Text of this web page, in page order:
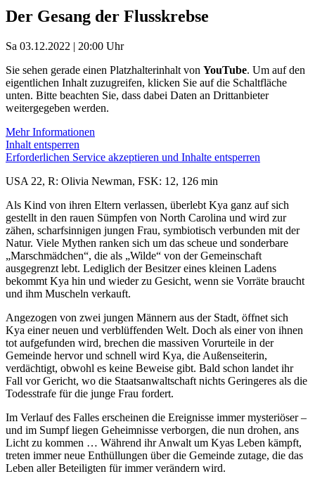
Der Gesang der Flusskrebse
Sa 03.12.2022 | 20:00 Uhr
Sie sehen gerade einen Platzhalterinhalt von YouTube. Um auf den
eigentlichen Inhalt zuzugreifen, klicken Sie auf die Schaltfläche
unten. Bitte beachten Sie, dass dabei Daten an Drittanbieter
weitergegeben werden.
Mehr Informationen
Inhalt entsperren
Erforderlichen Service akzeptieren und Inhalte entsperren
USA 22, R: Olivia Newman, FSK: 12, 126 min
Als Kind von ihren Eltern verlassen, überlebt Kya ganz auf sich
gestellt in den rauen Sümpfen von North Carolina und wird zur
zähen, scharfsinnigen jungen Frau, symbiotisch verbunden mit der
Natur. Viele Mythen ranken sich um das scheue und sonderbare
„Marschmädchen“, die als „Wilde“ von der Gemeinschaft
ausgegrenzt lebt. Lediglich der Besitzer eines kleinen Ladens
bekommt Kya hin und wieder zu Gesicht, wenn sie Vorräte braucht
und ihm Muscheln verkauft.
Angezogen von zwei jungen Männern aus der Stadt, öffnet sich
Kya einer neuen und verblüffenden Welt. Doch als einer von ihnen
tot aufgefunden wird, brechen die massiven Vorurteile in der
Gemeinde hervor und schnell wird Kya, die Außenseiterin,
verdächtigt, obwohl es keine Beweise gibt. Bald schon landet ihr
Fall vor Gericht, wo die Staatsanwaltschaft nichts Geringeres als die
Todesstrafe für die junge Frau fordert.
Im Verlauf des Falles erscheinen die Ereignisse immer mysteriöser –
und im Sumpf liegen Geheimnisse verborgen, die nun drohen, ans
Licht zu kommen … Während ihr Anwalt um Kyas Leben kämpft,
treten immer neue Enthüllungen über die Gemeinde zutage, die das
Leben aller Beteiligten für immer verändern wird.